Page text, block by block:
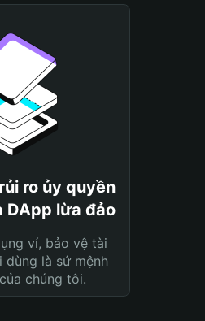
ro ủy quyền
DApp lừa đảo
ví, bảo vệ tài
dùng là sứ mệnh
chúng tôi.